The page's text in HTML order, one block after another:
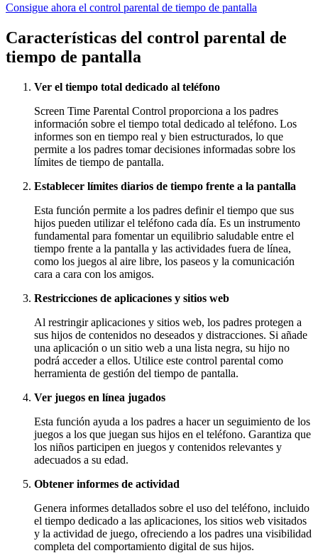
Consigue ahora el control parental de tiempo de pantalla
Características del control parental de
tiempo de pantalla
Ver el tiempo total dedicado al teléfono
Screen Time Parental Control proporciona a los padres
información sobre el tiempo total dedicado al teléfono. Los
informes son en tiempo real y bien estructurados, lo que
permite a los padres tomar decisiones informadas sobre los
límites de tiempo de pantalla.
Establecer límites diarios de tiempo frente a la pantalla
Esta función permite a los padres definir el tiempo que sus
hijos pueden utilizar el teléfono cada día. Es un instrumento
fundamental para fomentar un equilibrio saludable entre el
tiempo frente a la pantalla y las actividades fuera de línea,
como los juegos al aire libre, los paseos y la comunicación
cara a cara con los amigos.
Restricciones de aplicaciones y sitios web
Al restringir aplicaciones y sitios web, los padres protegen a
sus hijos de contenidos no deseados y distracciones. Si añade
una aplicación o un sitio web a una lista negra, su hijo no
podrá acceder a ellos. Utilice este control parental como
herramienta de gestión del tiempo de pantalla.
Ver juegos en línea jugados
Esta función ayuda a los padres a hacer un seguimiento de los
juegos a los que juegan sus hijos en el teléfono. Garantiza que
los niños participen en juegos y contenidos relevantes y
adecuados a su edad.
Obtener informes de actividad
Genera informes detallados sobre el uso del teléfono, incluido
el tiempo dedicado a las aplicaciones, los sitios web visitados
y la actividad de juego, ofreciendo a los padres una visibilidad
completa del comportamiento digital de sus hijos.